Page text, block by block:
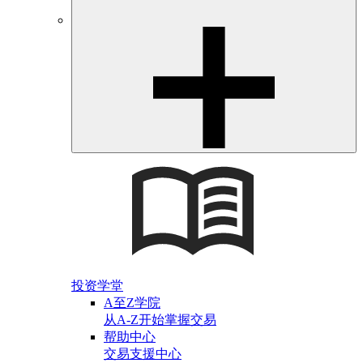
投资学堂
A至Z学院
从A-Z开始掌握交易
帮助中心
交易支援中心